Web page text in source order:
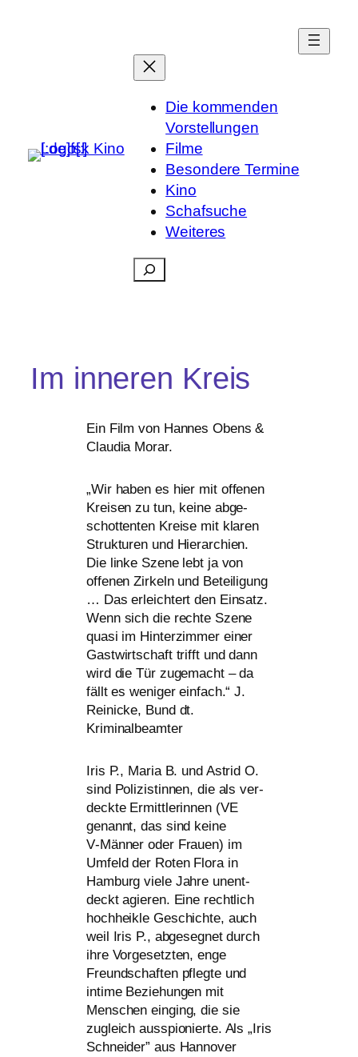
Die kommenden
Vorstellungen
Filme
Besondere Termine
Kino
Schafsuche
Weiteres
Suchen
Im inneren Kreis
Ein Film von Hannes Obens&
Claudia Morar.
„Wir haben es hier mit offe­nen
Kreisen zu tun, kei­ne abge­
schot­ten­ten Kreise mit kla­ren
Strukturen und Hierarchien.
Die lin­ke Szene lebt ja von
offe­nen Zirkeln und Beteiligung
… Das erleich­tert den Einsatz.
Wenn sich die rech­te Szene
qua­si im Hinterzimmer einer
Gastwirtschaft trifft und dann
wird die Tür zuge­macht – da
fällt es weni­ger ein­fach.“ J.
Reinicke, Bund dt.
Kriminalbeamter
Iris P., Maria B. und Astrid O.
sind Polizistinnen, die als ver­
deck­te Ermittlerinnen (VE
genannt, das sind kei­ne
V‑Männer oder Frauen) im
Umfeld der Roten Flora in
Hamburg vie­le Jahre unent­
deckt agie­ren. Eine recht­lich
hoch­heik­le Geschichte, auch
weil Iris P., abge­seg­net durch
ihre Vorgesetzten, enge
Freundschaften pfleg­te und
inti­me Beziehungen mit
Menschen ein­ging, die sie
zugleich aus­spio­nier­te. Als „Iris
Schneider” aus Hannover